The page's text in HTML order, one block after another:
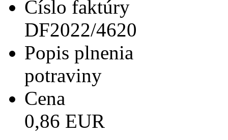
Číslo faktúry
DF2022/4620
Popis plnenia
potraviny
Cena
0,86 EUR